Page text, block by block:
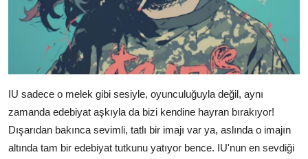
IU sadece o melek gibi sesiyle, oyunculuğuyla değil, aynı
zamanda edebiyat aşkıyla da bizi kendine hayran bırakıyor!
Dışarıdan bakınca sevimli, tatlı bir imajı var ya, aslında o imajın
altında tam bir edebiyat tutkunu yatıyor bence. IU'nun en sevdiği